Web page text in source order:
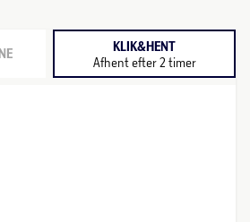
KLIK&HENT
Afhent efter 2 timer